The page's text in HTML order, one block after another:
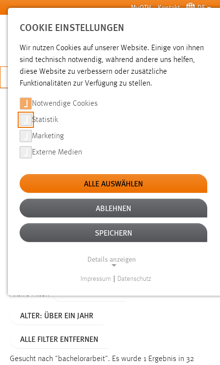
Zum Hauptinhalt springen MyOTH Kontakt DE
SUCHE
JETZT BEWERBEN
SUCHE
FILTER
Typ
Erstellungsdatum
Alter
Aktive Filter:
ALTER: ÜBER EIN JAHR
ALLE FILTER ENTFERNEN
Gesucht nach "bachelorarbeit". Es wurde 1 Ergebnis in 32
COOKIE EINSTELLUNGEN
Wir nutzen Cookies auf unserer Website. Einige von ihnen
sind technisch notwendig, während andere uns helfen,
diese Website zu verbessern oder zusätzliche
Funktionalitäten zur Verfügung zu stellen.
Notwendige Cookies
Statistik
Marketing
Externe Medien
ALLE AUSWÄHLEN
ABLEHNEN
SPEICHERN
Details anzeigen
Funktionen und sind für die einwandfreie Funktion der
Impressum Datenschutz